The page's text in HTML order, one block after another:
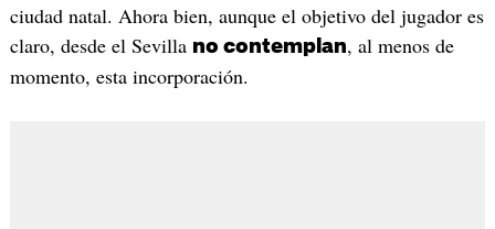
ciudad natal. Ahora bien, aunque el objetivo del jugador es
claro, desde el Sevilla no contemplan, al menos de
momento, esta incorporación.